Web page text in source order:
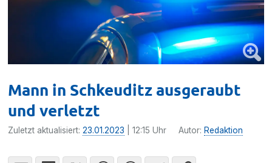
Mann in Schkeuditz ausgeraubt
und verletzt
Zuletzt aktualisiert:23.01.2023 | 12:15 Uhr Autor: Redaktion